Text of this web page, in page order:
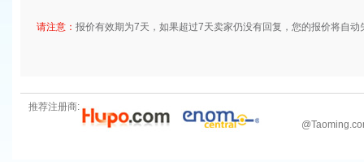
请注意： 报价有效期为7天，如果超过7天卖家仍没有回复，您的报价将自动
推荐注册商:
@